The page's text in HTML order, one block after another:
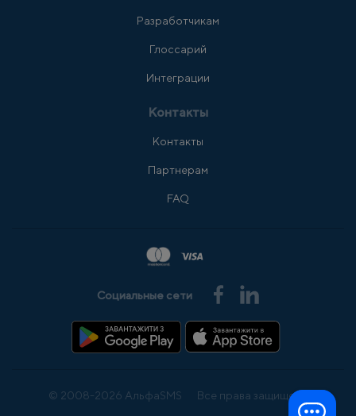
Разработчикам
Глоссарий
Интеграции
Контакты
Контакты
Партнерам
FAQ
Социальные сети
© 2008-2026 АльфаSMS Все права защищены